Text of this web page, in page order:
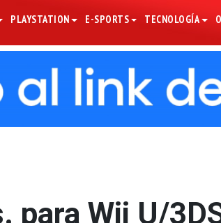
PLAYSTATION E-SPORTS TECNOLOGÍA
para Wii U/